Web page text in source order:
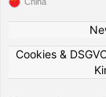
Cookies &